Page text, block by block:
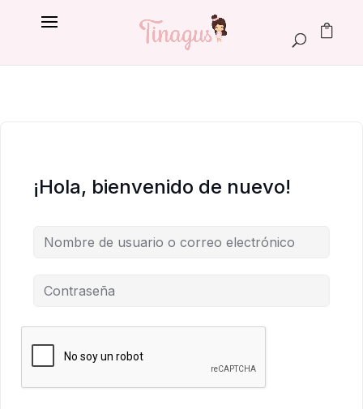
¡Hola, bienvenido de nuevo!